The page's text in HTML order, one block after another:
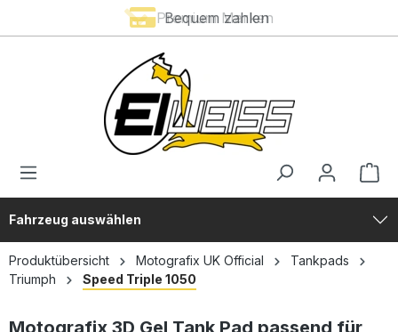
Premium Marken
Bequem zahlen
Fahrzeug auswählen
Produktübersicht Motografix UK Official
Tankpads
Triumph
Speed Triple 1050
Motografix 3D Gel Tank Pad passend für